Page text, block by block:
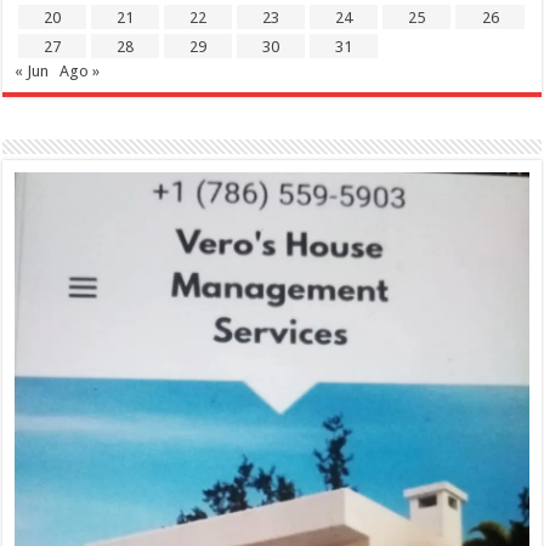
20
21 22 23 24 25
26
27
28 29 30
31
« Jun
Ago »